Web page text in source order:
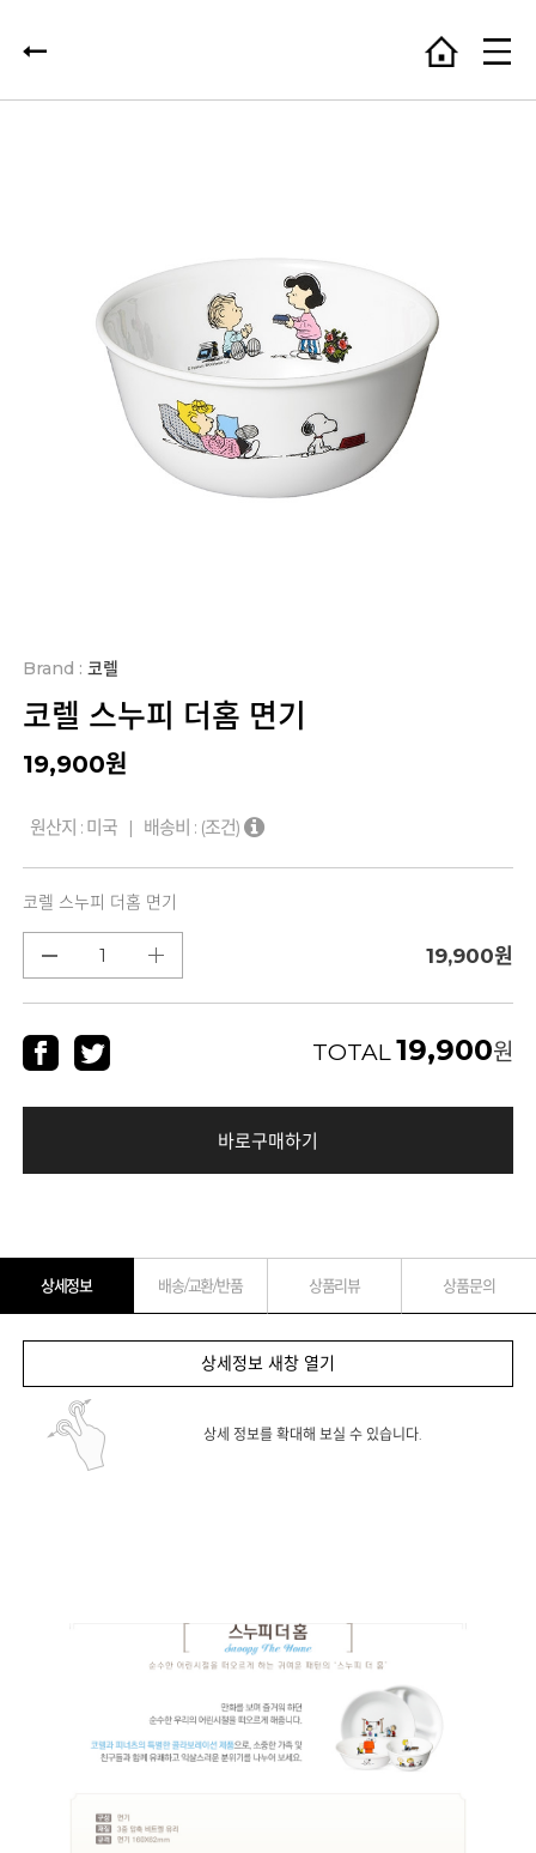
Brand : 코렐
코렐 스누피 더홈 면기
19,900원
원산지 : 미국 | 배송비 : (조건)
코렐 스누피 더홈 면기
19,900원
TOTAL19,900원
바로구매하기
상세정보 배송/교환/반품 상품리뷰 상품문의
상세정보 새창 열기
상세 정보를 확대해 보실 수 있습니다.